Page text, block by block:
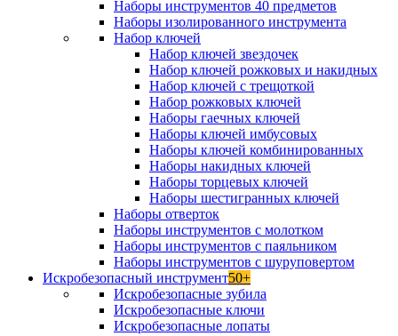
Наборы инструментов 40 предметов
Наборы изолированного инструмента
Набор ключей
Набор ключей звездочек
Набор ключей рожковых и накидных
Набор ключей с трещоткой
Набор рожковых ключей
Наборы гаечных ключей
Наборы ключей имбусовых
Наборы ключей комбинированных
Наборы накидных ключей
Наборы торцевых ключей
Наборы шестигранных ключей
Наборы отверток
Наборы инструментов с молотком
Наборы инструментов с паяльником
Наборы инструментов с шуруповертом
Искробезопасный инструмент50+
Искробезопасные зубила
Искробезопасные ключи
Искробезопасные лопаты